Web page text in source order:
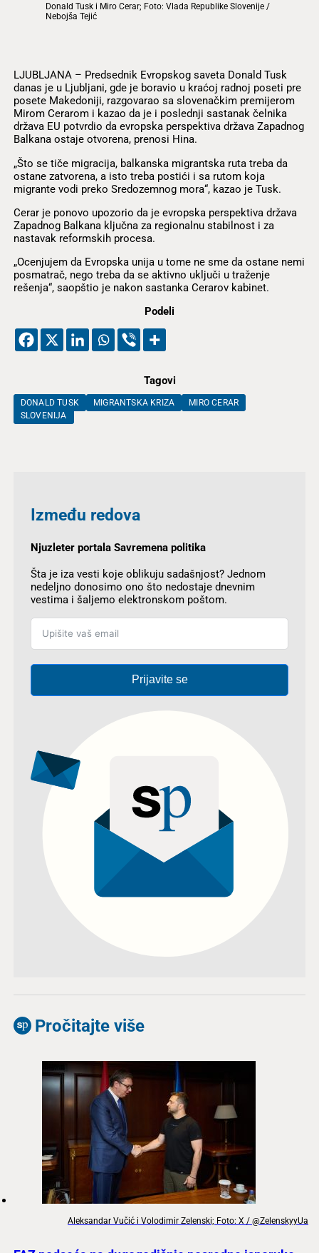
Donald Tusk i Miro Cerar; Foto: Vlada Republike Slovenije /
Nebojša Tejić
LJUBLJANA – Predsednik Evropskog saveta Donald Tusk
danas je u Ljubljani, gde je boravio u kraćoj radnoj poseti pre
posete Makedoniji, razgovarao sa slovenačkim premijerom
Mirom Cerarom i kazao da je i poslednji sastanak čelnika
država EU potvrdio da evropska perspektiva država Zapadnog
Balkana ostaje otvorena, prenosi Hina.
„Što se tiče migracija, balkanska migrantska ruta treba da
ostane zatvorena, a isto treba postići i sa rutom koja
migrante vodi preko Sredozemnog mora“, kazao je Tusk.
Cerar je ponovo upozorio da je evropska perspektiva država
Zapadnog Balkana ključna za regionalnu stabilnost i za
nastavak reformskih procesa.
„Ocenjujem da Evropska unija u tome ne sme da ostane nemi
posmatrač, nego treba da se aktivno uključi u traženje
rešenja“, saopštio je nakon sastanka Cerarov kabinet.
Podeli
Tagovi
DONALD TUSK MIGRANTSKA KRIZA
MIRO CERAR
SLOVENIJA
Između redova
Njuzleter portala Savremena politika
Šta je iza vesti koje oblikuju sadašnjost? Jednom
nedeljno donosimo ono što nedostaje dnevnim
vestima i šaljemo elektronskom poštom.
Prijavite se
Pročitajte više
Aleksandar Vučić i Volodimir Zelenski; Foto: X / @ZelenskyyUa